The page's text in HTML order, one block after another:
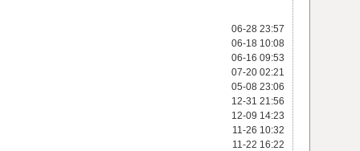
06-28 23:57
06-18 10:08
06-16 09:53
07-20 02:21
05-08 23:06
12-31 21:56
12-09 14:23
11-26 10:32
11-22 16:22